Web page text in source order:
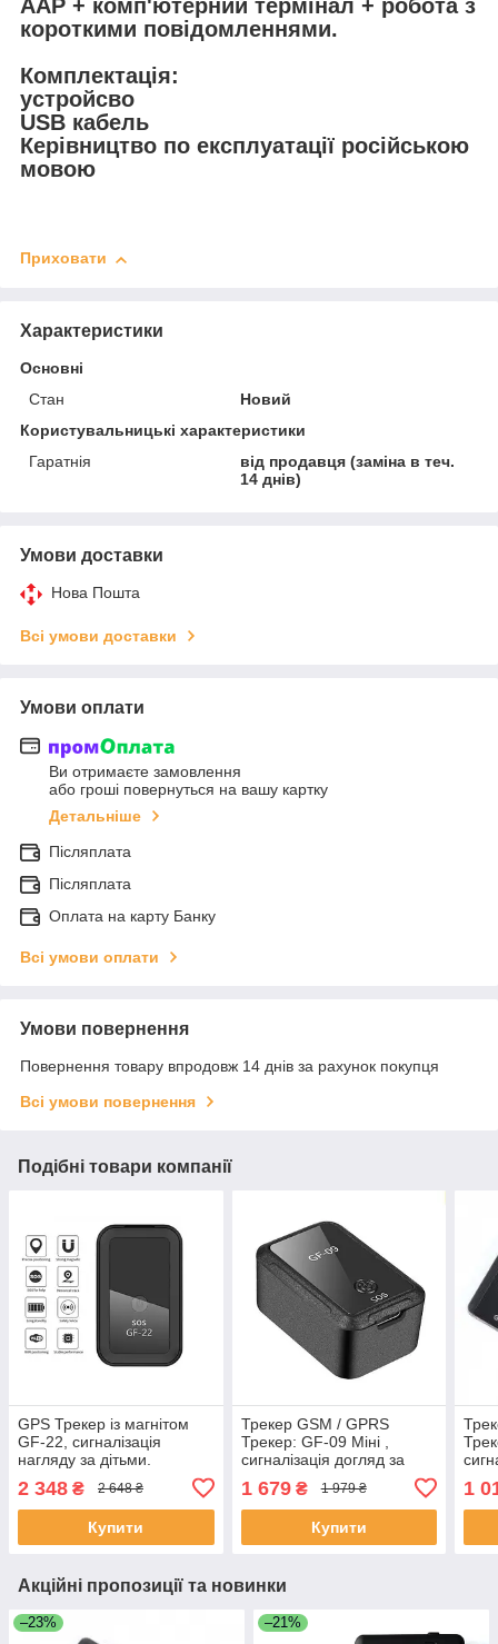
AAP + комп'ютерний термінал + робота з
короткими повідомленнями.
Комплектація:
устройсво
USB кабель
Керівництво по експлуатації російською
мовою
Приховати
Характеристики
Основні
Стан
Новий
Користувальницькі характеристики
Гаратнія
від продавця (заміна в теч.
14 днів)
Умови доставки
Нова Пошта
Всі умови доставки
Умови оплати
Ви отримаєте замовлення
або гроші повернуться на вашу картку
Детальніше
Післяплата
Післяплата
Оплата на карту Банку
Всі умови оплати
Умови повернення
Повернення товару впродовж 14 днів за рахунок покупця
Всі умови повернення
Подібні товари компанії
GPS Трекер із магнітом
GF-22, сигналізація
нагляду за дітьми.
2 348 ₴ 2 648 ₴
Купити
Трекер GSM / GPRS
Трекер: GF-09 Міні ,
сигналізація догляд за
коробка.
1 679₴ 1 979 ₴
Купити
1
Акційні пропозиції та новинки
–23% –21%